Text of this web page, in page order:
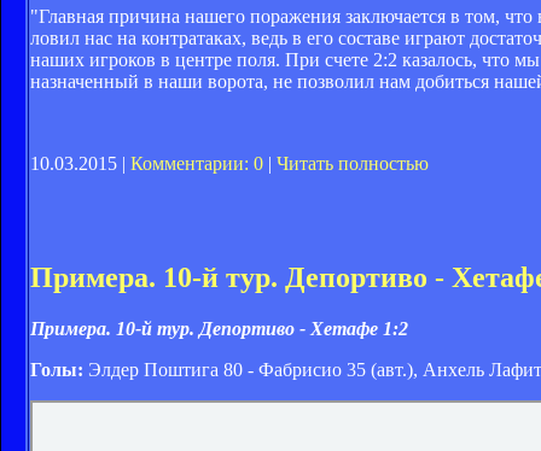
"Главная причина нашего поражения заключается в том,
ловил нас на контратаках, ведь в его составе играют
наших игроков в центре поля. При счете 2:2 казалось, что
назначенный в наши ворота, не позволил нам добиться
10.03.2015 | Комментарии: 0 Читать полностью
Примера. 10-й тур. Депортиво -
Примера. 10-й тур. Депортиво - Хетафе 1:2
Голы: Элдер Поштига 80 - Фабрисио 35 (авт.), Анхель